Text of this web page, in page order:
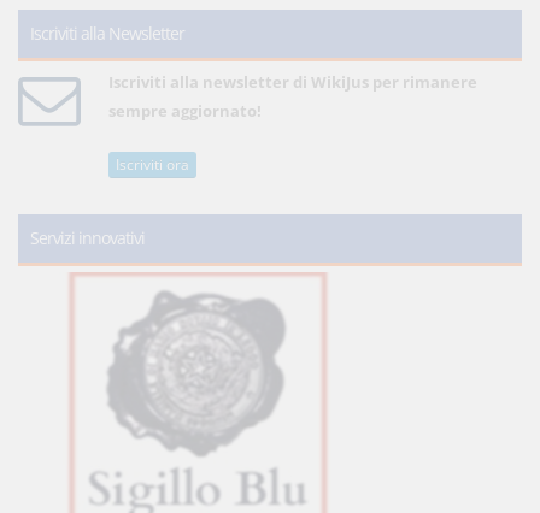
Iscriviti alla Newsletter
Iscriviti alla newsletter di WikiJus per rimanere
sempre aggiornato!
Iscriviti ora
Servizi innovativi